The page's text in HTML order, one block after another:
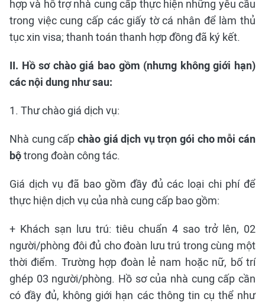
hợp và hỗ trợ nhà cung cấp thực hiện những yêu cầu
trong việc cung cấp các giấy tờ cá nhân để làm thủ
tục xin visa; thanh toán thanh hợp đồng đã ký kết.
II. Hồ sơ chào giá bao gồm (nhưng không giới hạn)
các nội dung như sau:
1. Thư chào giá dịch vụ:
Nhà cung cấp chào giá dịch vụ trọn gói cho mỗi cán
bộtrong đoàn công tác.
Giá dịch vụ đã bao gồm đầy đủ các loại chi phí để
thực hiện dịch vụ của nhà cung cấp bao gồm:
+ Khách sạn lưu trú: tiêu chuẩn 4 sao trở lên, 02
người/phòng đôi đủ cho đoàn lưu trú trong cùng một
thời điểm. Trường hợp đoàn lẻ nam hoặc nữ, bố trí
ghép 03 người/phòng. Hồ sơ của nhà cung cấp cần
có đầy đủ, không giới hạn các thông tin cụ thể như